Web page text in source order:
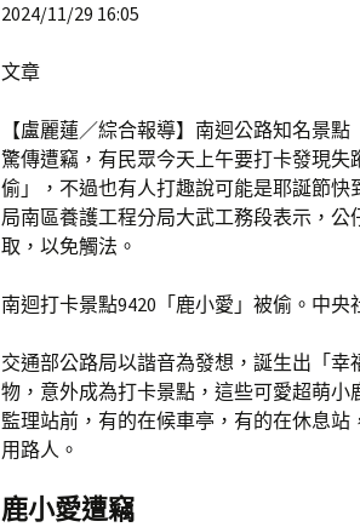
2024/11/29 16:05
文章
【盧麗蓮／綜合報導】南迴公路知名景
驚傳遭竊，有民眾今天上午要打卡發現
偷」，不過也有人打趣說可能是耶誕節
局南區養護工程分局大武工務段表示，
取，以免觸法。
南迴打卡景點9420「鹿小愛」被偷。中央
交通部公路局以諧音為發想，誕生出「
物，意外成為打卡景點，這些可愛超萌
監理站前，有的在候車亭，有的在休息
用路人。
鹿小愛遭竊